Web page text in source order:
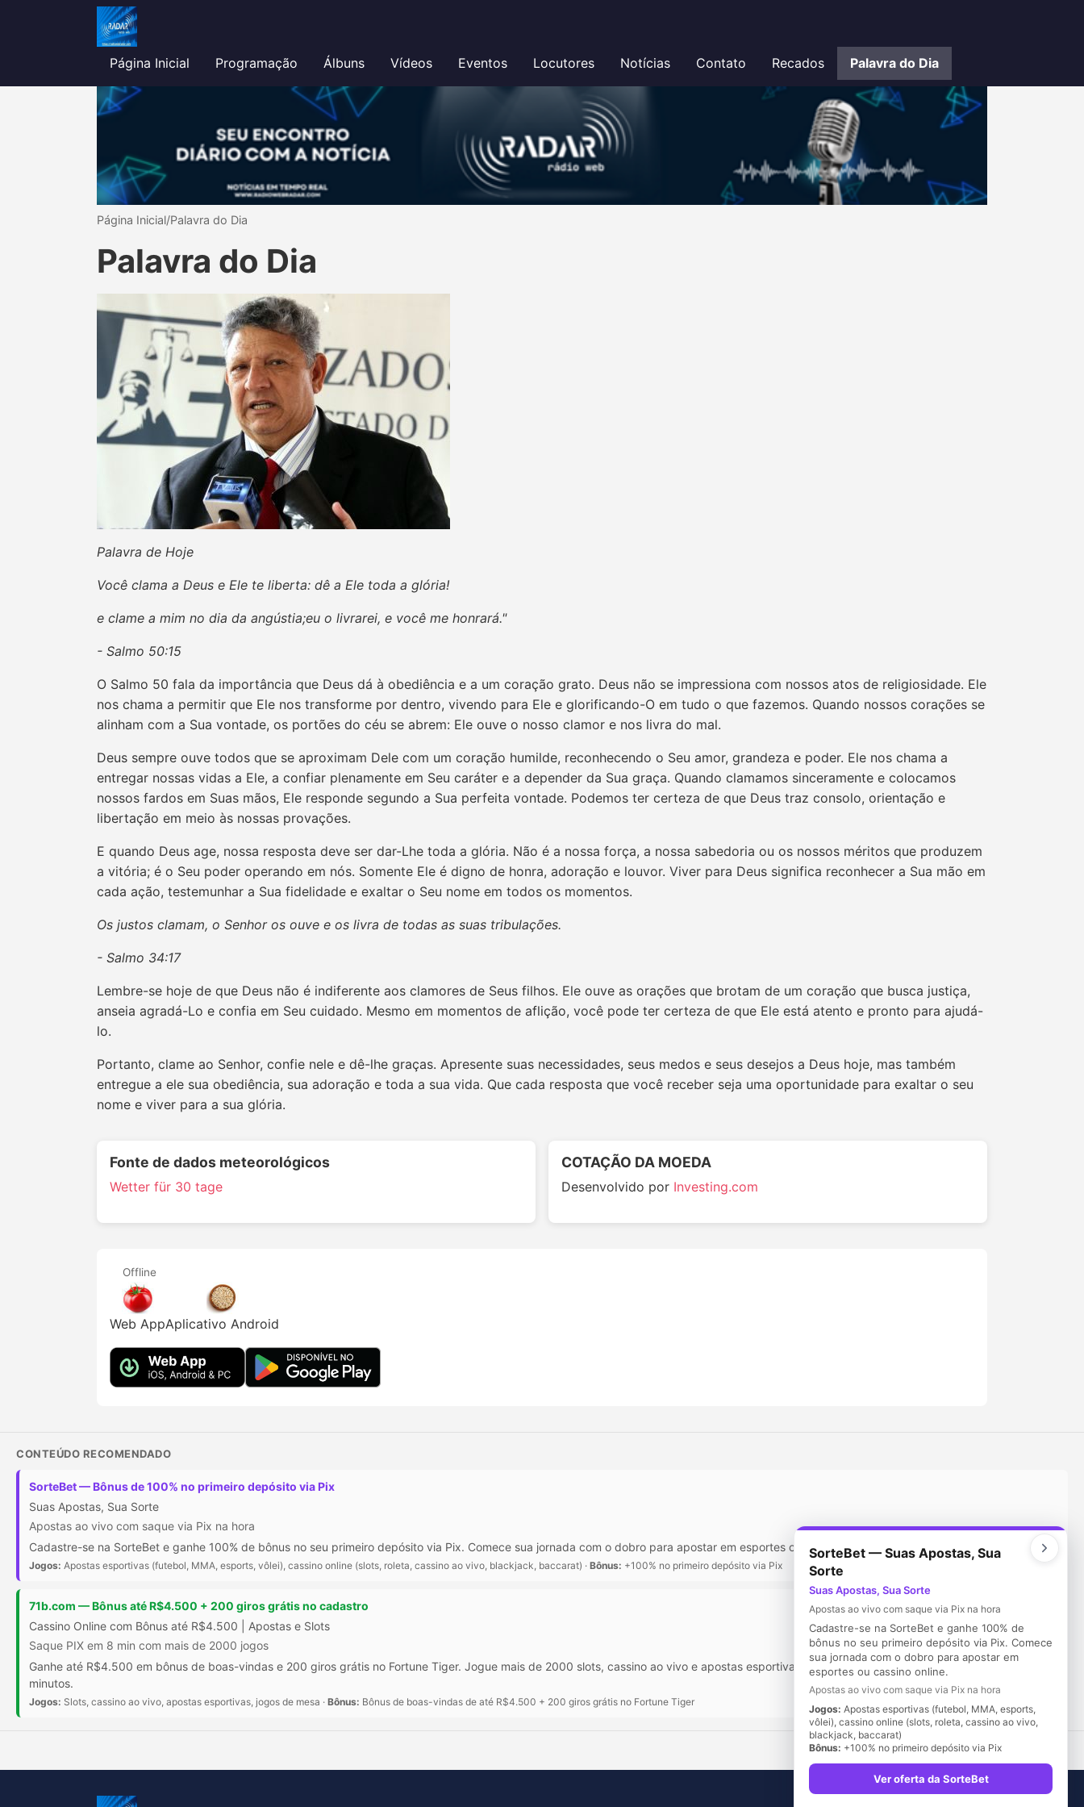
Página Inicial Programação Álbuns Vídeos Eventos Locutores Notícias Contato Recados Palavra do Dia
Página Inicial/Palavra do Dia
Palavra do Dia
Palavra de Hoje
Você clama a Deus e Ele te liberta: dê a Ele toda a glória!
e clame a mim no dia da angústia;eu o livrarei, e você me honrará."
- Salmo 50:15
O Salmo 50 fala da importância que Deus dá à obediência e a um coração grato. Deus não se impressiona com nossos atos de religiosidade. Ele
nos chama a permitir que Ele nos transforme por dentro, vivendo para Ele e glorificando-O em tudo o que fazemos. Quando nossos corações se
alinham com a Sua vontade, os portões do céu se abrem: Ele ouve o nosso clamor e nos livra do mal.
Deus sempre ouve todos que se aproximam Dele com um coração humilde, reconhecendo o Seu amor, grandeza e poder. Ele nos chama a
entregar nossas vidas a Ele, a confiar plenamente em Seu caráter e a depender da Sua graça. Quando clamamos sinceramente e colocamos
nossos fardos em Suas mãos, Ele responde segundo a Sua perfeita vontade. Podemos ter certeza de que Deus traz consolo, orientação e
libertação em meio às nossas provações.
E quando Deus age, nossa resposta deve ser dar-Lhe toda a glória. Não é a nossa força, a nossa sabedoria ou os nossos méritos que produzem
a vitória; é o Seu poder operando em nós. Somente Ele é digno de honra, adoração e louvor. Viver para Deus significa reconhecer a Sua mão em
cada ação, testemunhar a Sua fidelidade e exaltar o Seu nome em todos os momentos.
Os justos clamam, o Senhor os ouve e os livra de todas as suas tribulações.
- Salmo 34:17
Lembre-se hoje de que Deus não é indiferente aos clamores de Seus filhos. Ele ouve as orações que brotam de um coração que busca justiça,
anseia agradá-Lo e confia em Seu cuidado. Mesmo em momentos de aflição, você pode ter certeza de que Ele está atento e pronto para ajudá-
lo.
Portanto, clame ao Senhor, confie nele e dê-lhe graças. Apresente suas necessidades, seus medos e seus desejos a Deus hoje, mas também
entregue a ele sua obediência, sua adoração e toda a sua vida. Que cada resposta que você receber seja uma oportunidade para exaltar o seu
nome e viver para a sua glória.
Fonte de dados meteorológicos
Wetter für 30 tage
COTAÇÃO DA MOEDA
Desenvolvido por Investing.com
Offline
Web AppAplicativo Android
CONTEÚDO RECOMENDADO
SorteBet — Bônus de 100% no primeiro depósito via Pix
Suas Apostas, Sua Sorte
Apostas ao vivo com saque via Pix na hora
Cadastre-se na SorteBet e ganhe 100% de bônus no seu primeiro depósito via Pix. Comece sua jornada com o dobro para apostar em esportes ou cassino online.
Jogos: Apostas esportivas (futebol, MMA, esports, vôlei), cassino online (slots, roleta, cassino ao vivo, blackjack, baccarat) · Bônus: +100% no primeiro depósito via Pix
71b.com — Bônus até R$4.500 + 200 giros grátis no cadastro
Cassino Online com Bônus até R$4.500 | Apostas e Slots
Saque PIX em 8 min com mais de 2000 jogos
Ganhe até R$4.500 em bônus de boas-vindas e 200 giros grátis no Fortune Tiger. Jogue mais de 2000 slots, cassino ao vivo e apostas esportivas com saque PIX processado em média em 8
minutos.
Jogos: Slots, cassino ao vivo, apostas esportivas, jogos de mesa · Bônus: Bônus de boas-vindas de até R$4.500 + 200 giros grátis no Fortune Tiger
SorteBet — Suas Apostas, Sua
Sorte
Suas Apostas, Sua Sorte
Apostas ao vivo com saque via Pix na hora
Cadastre-se na SorteBet e ganhe 100% de
bônus no seu primeiro depósito via Pix. Comece
sua jornada com o dobro para apostar em
esportes ou cassino online.
Apostas ao vivo com saque via Pix na hora
Jogos: Apostas esportivas (futebol, MMA, esports,
vôlei), cassino online (slots, roleta, cassino ao vivo,
blackjack, baccarat)
Bônus: +100% no primeiro depósito via Pix
Ver oferta da SorteBet